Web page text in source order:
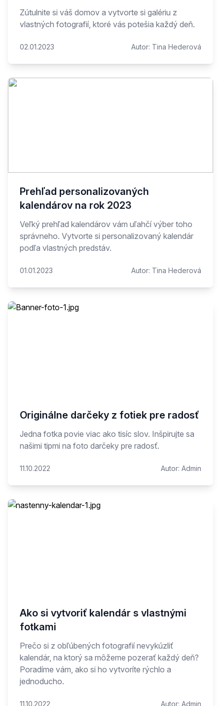
Zútulnite si váš domov a vytvorte si galériu z
vlastných fotografií, ktoré vás potešia každý deň.
02.01.2023 Autor: Tina Hederová
Prehľad personalizovaných
kalendárov na rok 2023
Veľký prehľad kalendárov vám uľahčí výber toho
správneho. Vytvorte si personalizovaný kalendár
podľa vlastných predstáv.
01.01.2023 Autor: Tina Hederová
Originálne darčeky z fotiek pre radosť
Jedna fotka povie viac ako tisíc slov. Inšpirujte sa
našimi tipmi na foto darčeky pre radosť.
11.10.2022 Autor: Admin
Ako si vytvoriť kalendár s vlastnými
fotkami
Prečo si z obľúbených fotografií nevykúzliť
kalendár, na ktorý sa môžeme pozerať každý deň?
Poradíme vám, ako si ho vytvoríte rýchlo a
jednoducho.
11.10.2022 Autor: Admin